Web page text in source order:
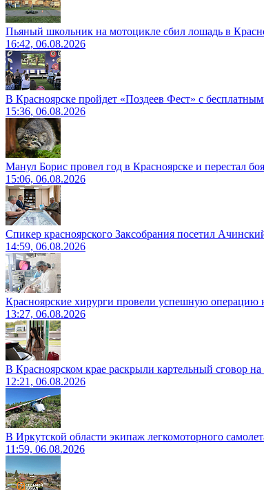
Пьяный школьник на мотоцикле сбил лошадь в
16:42, 06.08.2026
В Красноярске пройдет «Поздеев Фест» с
15:36, 06.08.2026
Манул Борис провел год в Красноярске и перестал
15:06, 06.08.2026
Спикер красноярского Заксобрания посетил
14:59, 06.08.2026
Красноярские хирурги провели успешную операцию
13:27, 06.08.2026
В Красноярском крае раскрыли картельный сговор
12:21, 06.08.2026
В Иркутской области экипаж легкомоторного
11:59, 06.08.2026